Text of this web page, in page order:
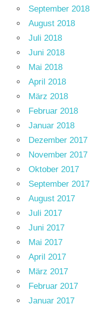
September 2018
August 2018
Juli 2018
Juni 2018
Mai 2018
April 2018
März 2018
Februar 2018
Januar 2018
Dezember 2017
November 2017
Oktober 2017
September 2017
August 2017
Juli 2017
Juni 2017
Mai 2017
April 2017
März 2017
Februar 2017
Januar 2017